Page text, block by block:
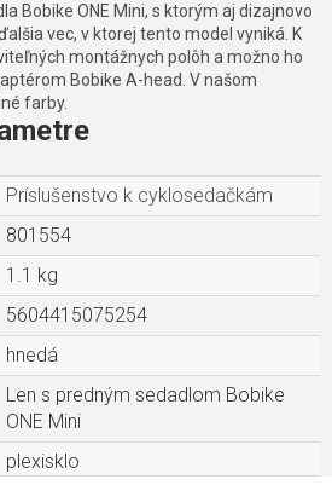
Bobike ONE Mini, s ktorým aj dizajnovo
vec, v ktorej tento model vyniká. K
montážnych polôh a možno ho
Bobike A-head. V našom
farby.
Príslušenstvo k cyklosedačkám
801554
1.1 kg
5604415075254
hnedá
Len s predným sedadlom Bobike
ONE Mini
plexisklo